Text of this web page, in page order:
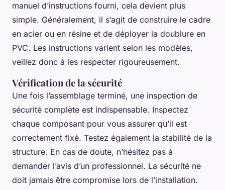
manuel d’instructions fourni, cela devient plus
simple. Généralement, il s’agit de construire le cadre
en acier ou en résine et de déployer la doublure en
PVC. Les instructions varient selon les modèles,
veillez donc à les respecter rigoureusement.
Vérification de la sécurité
Une fois l’assemblage terminé, une inspection de
sécurité complète est indispensable. Inspectez
chaque composant pour vous assurer qu’il est
correctement fixé. Testez également la stabilité de la
structure. En cas de doute, n’hésitez pas à
demander l’avis d’un professionnel. La sécurité ne
doit jamais être compromise lors de l’installation.